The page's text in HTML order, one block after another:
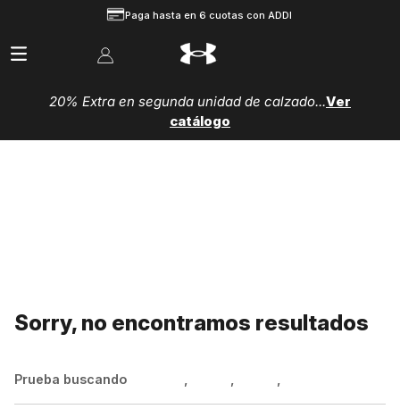
Paga hasta en 6 cuotas con ADDI
20% Extra en segunda unidad de calzado...Ver
catálogo
Sorry, no encontramos resultados
Prueba buscando , , ,